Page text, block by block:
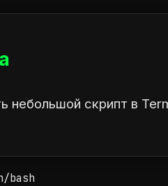
небольшой скрипт в
bash